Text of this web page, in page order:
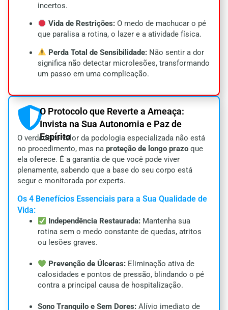
incertos.
Vida de Restrições: O medo de machucar o pé
que paralisa a rotina, o lazer e a atividade física.
Perda Total de Sensibilidade: Não sentir a dor
significa não detectar microlesões, transformando
um passo em uma complicação.
O Protocolo que Reverte a Ameaça:
Invista na Sua Autonomia e Paz de
Espírito
O verdadeiro valor da podologia especializada não está
no procedimento, mas na proteção de longo prazo que
ela oferece. É a garantia de que você pode viver
plenamente, sabendo que a base do seu corpo está
segur e monitorada por experts.
Os 4 Benefícios Essenciais para a Sua Qualidade de
Vida:
Independência Restaurada: Mantenha sua
rotina sem o medo constante de quedas, atritos
ou lesões graves.
Prevenção de Úlceras: Eliminação ativa de
calosidades e pontos de pressão, blindando o pé
contra a principal causa de hospitalização.
Sono Tranquilo e Sem Dores: Alívio imediato de